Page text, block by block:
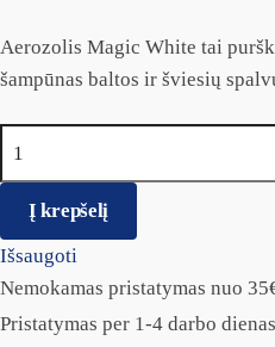
Aerozolis Magic White tai
šampūnas baltos ir šviesių
Į krepšelį
Išsaugoti
Nemokamas pristatymas nuo
Pristatymas per 1-4 darbo dienas